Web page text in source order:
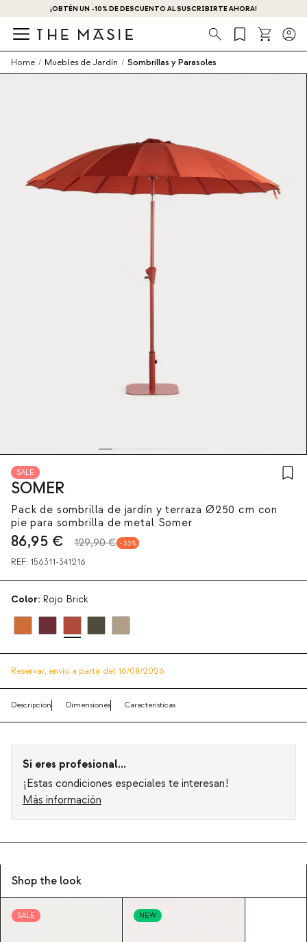
¡OBTÉN UN -10% DE DESCUENTO AL SUSCRIBIRTE AHORA!
Búsqueda
Home / Muebles de Jardín / Sombrillas y Parasoles
SALE
SOMER
Pack de sombrilla de jardín y terraza Ø250 cm con
pie para sombrilla de metal Somer
86,95 € 129,90 € 33
REF: 156311-341216
Color: Rojo Brick
Reservar, envío a partir del 16/08/2026
Descripción Dimensiones Características
Si eres profesional...
¡Estas condiciones especiales te interesan!
Más información
Shop the look
SALE NEW